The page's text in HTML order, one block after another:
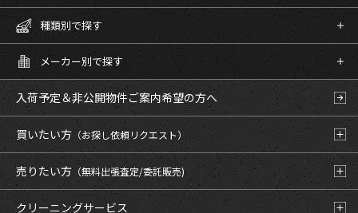
種類別で探す
メーカー別で探す
入荷予定＆非公開物件ご案内希望の方へ
買いたい方 （お探し依頼リクエスト）
売りたい方（無料出張査定/委託販売)
クリーニングサービス